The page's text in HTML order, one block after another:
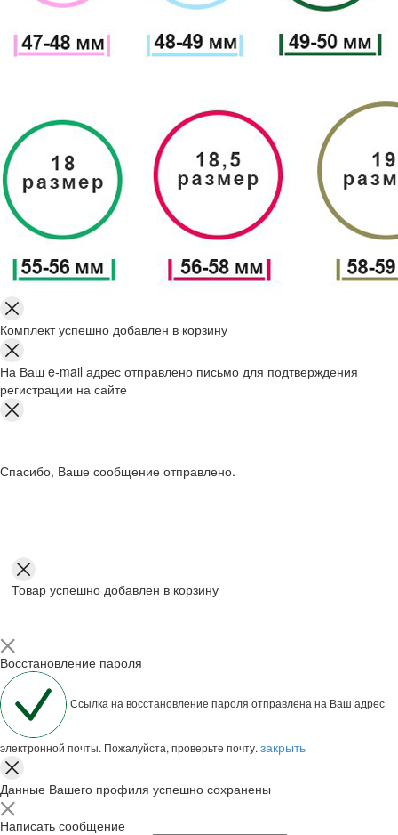
Комплект успешно добавлен в корзину
На Ваш e-mail адрес отправлено письмо для подтверждения
регистрации на сайте
Спасибо, Ваше сообщение отправлено.
Товар успешно добавлен в корзину
Восстановление пароля
Ссылка на восстановление пароля отправлена на Ваш адрес
электронной почты. Пожалуйста, проверьте почту. закрыть
Данные Вашего профиля успешно сохранены
Написать сообщение